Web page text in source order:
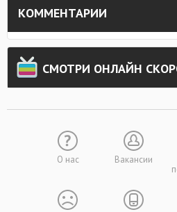
КОММЕНТАРИИ
СМОТРИ ОНЛАЙН
О нас Вакансии